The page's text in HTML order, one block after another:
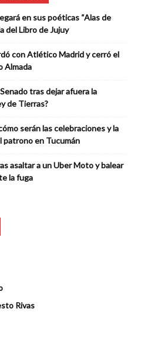
en sus poéticas “Alas de
del Libro de Jujuy
con Atlético Madrid y cerró el
Almada
tras dejar afuera la
de Tierras?
serán las celebraciones y la
patrono en Tucumán
asaltar a un Uber Moto y balear
la fuga
Rivas